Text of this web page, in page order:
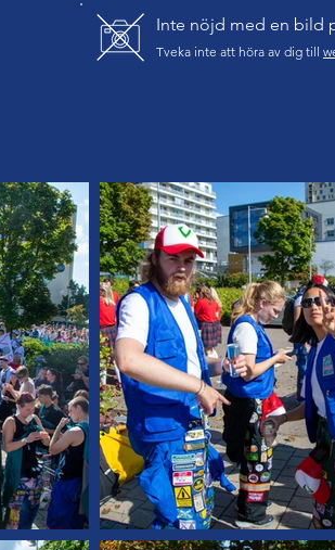
Inte nöjd med en bild
Tveka inte att höra av dig till